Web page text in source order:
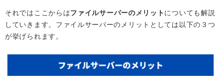
それではここからはファイルサーバーのメリットについても解説
していきます。ファイルサーバーのメリットとしては以下の３つ
が挙げられます。